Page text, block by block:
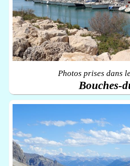
Photos prises dans
Bouches-